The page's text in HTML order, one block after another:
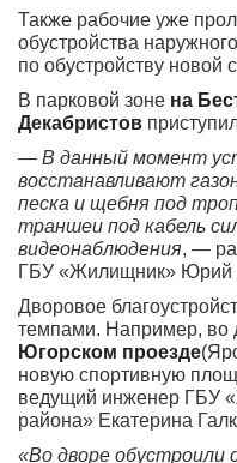
Также рабочие уже
обустройства
по обустройству новой
В парковой зоне на
Декабристов
— В данный момент
восстанавливают
песка и щебня под
траншеи под кабель
видеонаблюдения, —
ГБУ «Жилищник» Юрий
Дворовое
темпами. Например, во
Югорском проезде
новую спортивную
ведущий инженер ГБУ
района» Екатерина
«Во дворе обустроили